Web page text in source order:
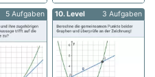
5 Aufgaben 10. Level 3 Aufgaben